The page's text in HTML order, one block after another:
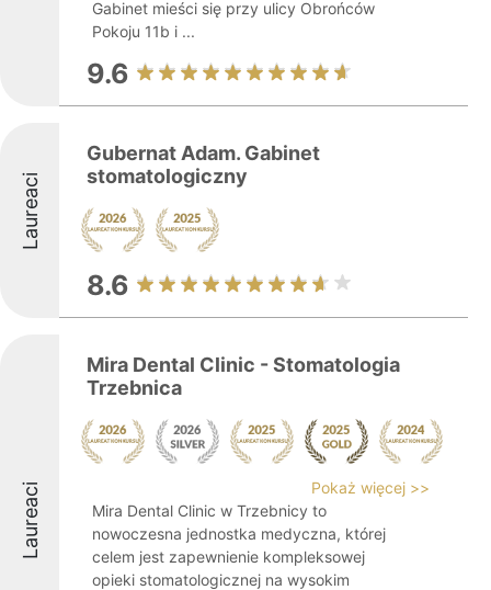
Gabinet mieści się przy ulicy Obrońców
Pokoju 11b i ...
9.6
Laureaci
Gubernat Adam. Gabinet
stomatologiczny
8.6
Laureaci
Mira Dental Clinic - Stomatologia
Trzebnica
Pokaż więcej >>
Mira Dental Clinic w Trzebnicy to
nowoczesna jednostka medyczna, której
celem jest zapewnienie kompleksowej
opieki stomatologicznej na wysokim